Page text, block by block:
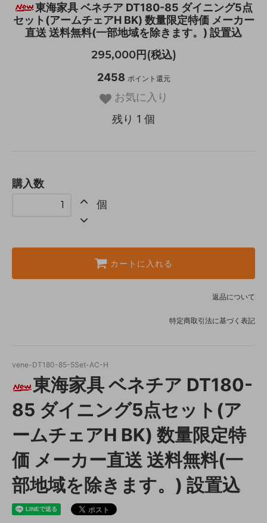
東海家具 ベネチア DT180-85 ダイニング5点
セット(アームチェアH BK) 数量限定特価 メーカー
直送 送料無料(一部地域を除きます。) 設置込
295,000円(税込)
2458 ポイント還元
お気に入り
残り 1 個
購入数
個
カートに入れる
返品について
特定商取引法に基づく表記
vene-DT180-85-5Set-AC-H
東海家具 ベネチア DT180-
85 ダイニング5点セット(ア
ームチェアH BK) 数量限定特
価 メーカー直送 送料無料(一
部地域を除きます。) 設置込